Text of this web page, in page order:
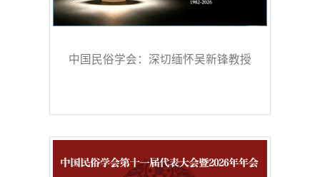
中国民俗学会：深切缅怀吴新锋教授